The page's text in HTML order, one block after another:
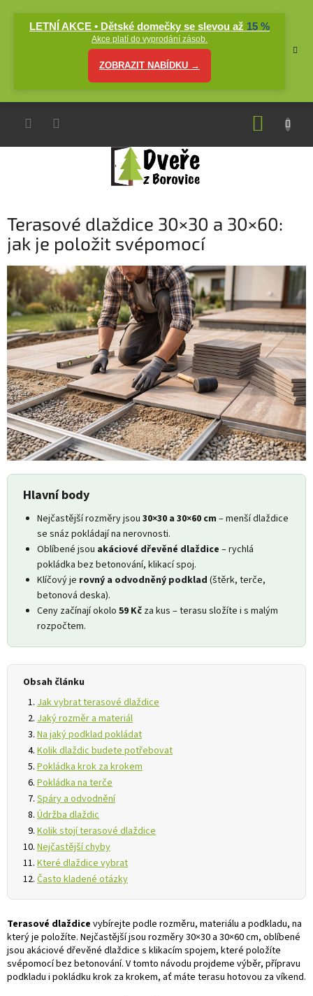
LETNÍ AKCE • Dětské domečky se slevou až 15 %
Akce platí do vyprodání zásob.
ZOBRAZIT NABÍDKU →
Terasové dlaždice 30×30 a 30×60:
jak je položit svépomocí
Hlavní body
Nejčastější rozměry jsou 30×30 a 30×60 cm – menší dlaždice
se snáz pokládají na nerovnosti.
Oblíbené jsou akáciové dřevěné dlaždice – rychlá
pokládka bez betonování, klikací spoj.
Klíčový je rovný a odvodněný podklad (štěrk, terče,
betonová deska).
Ceny začínají okolo 59 Kč za kus – terasu složíte i s malým
rozpočtem.
Obsah článku
Jak vybrat terasové dlaždice
Jaký rozměr a materiál
Na jaký podklad pokládat
Kolik dlaždic budete potřebovat
Pokládka krok za krokem
Pokládka na terče
Spáry a odvodnění
Údržba dlaždic
Kolik stojí terasové dlaždice
Nejčastější chyby
Které dlaždice vybrat
Často kladené otázky
Terasové dlaždice vybírejte podle rozměru, materiálu a podkladu, na
který je položíte. Nejčastější jsou rozměry 30×30 a 30×60 cm, oblíbené
jsou akáciové dřevěné dlaždice s klikacím spojem, které položíte
svépomocí bez betonování. V tomto návodu projdeme výběr, přípravu
podkladu i pokládku krok za krokem, ať máte terasu hotovou za víkend.